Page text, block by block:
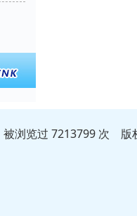
被浏览过 7213799 次 版